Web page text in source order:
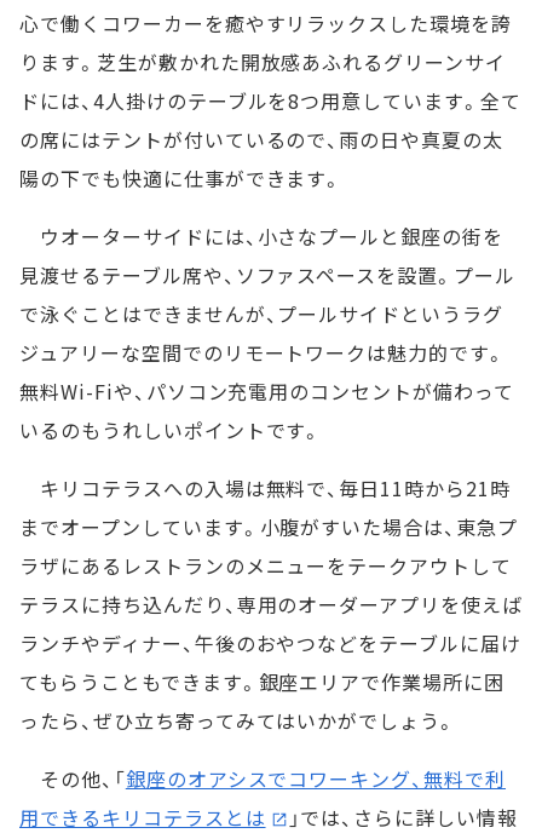
心で働くコワーカーを癒やすリラックスした環境を誇
ります。芝生が敷かれた開放感あふれるグリーンサイ
ドには、4人掛けのテーブルを8つ用意しています。全て
の席にはテントが付いているので、雨の日や真夏の太
陽の下でも快適に仕事ができます。
ウオーターサイドには、小さなプールと銀座の街を
見渡せるテーブル席や、ソファスペースを設置。プール
で泳ぐことはできませんが、プールサイドというラグ
ジュアリーな空間でのリモートワークは魅力的です。
無料Wi-Fiや、パソコン充電用のコンセントが備わって
いるのもうれしいポイントです。
キリコテラスへの入場は無料で、毎日11時から21時
までオープンしています。小腹がすいた場合は、東急プ
ラザにあるレストランのメニューをテークアウトして
テラスに持ち込んだり、専用のオーダーアプリを使えば
ランチやディナー、午後のおやつなどをテーブルに届け
てもらうこともできます。銀座エリアで作業場所に困
ったら、ぜひ立ち寄ってみてはいかがでしょう。
その他、「銀座のオアシスでコワーキング、無料で利
用できるキリコテラスとは
」では、さらに詳しい情報